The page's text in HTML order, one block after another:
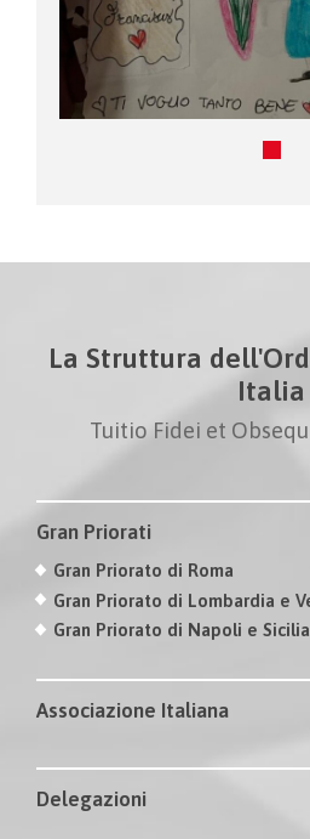
La Struttura
Italia
Tuitio Fidei et
Gran Priorati
Gran Priorato di Roma
Gran Priorato di Lombardia e
Gran Priorato di Napoli e Sicilia
Associazione Italiana
Delegazioni